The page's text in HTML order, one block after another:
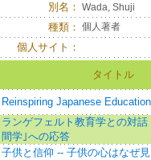
別名： Wada, Shuji
種類： 個人著者
個人サイト：
タイトル
Reinspiring Japanese
ランゲフェルト教育学との対話
間学｣への応答
子供と信仰 -- 子供の心はなぜ